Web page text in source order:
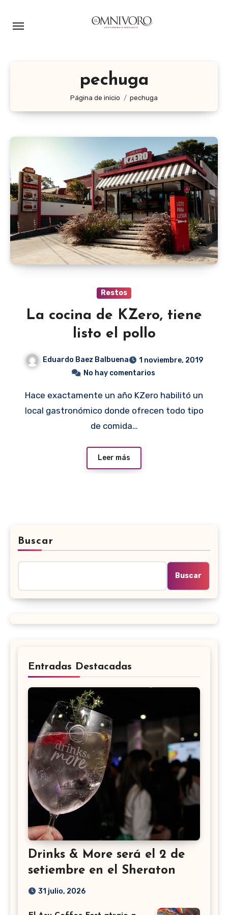
pechuga
Página de inicio pechuga
Restos
La cocina de KZero, tiene
listo el pollo
Eduardo Baez Balbuena
1 noviembre, 2019
No hay comentarios
Hace exactamente un año KZero habilitó un
local gastronómico donde ofrecen todo tipo
de comida…
Leer más
Buscar
Buscar
Entradas Destacadas
Drinks & More será el 2 de
setiembre en el Sheraton
31 julio, 2026